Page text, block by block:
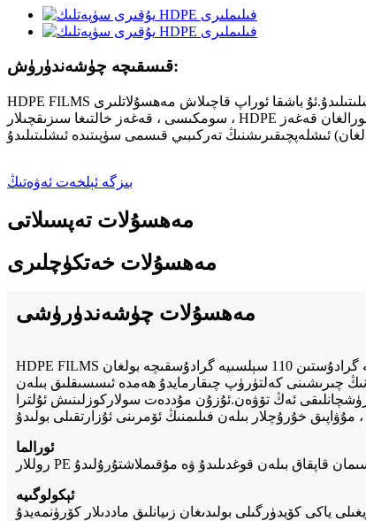
قىسقىچە چۈشەندۈرۈش:
HDPE FILMS فىلىملىرى كۆپ خىل مەھسۇلاتلارنى (يېمەكلىك مەھسۇلاتلىرى ، تېخنىكىلىق مەھسۇلاتلار ، باسما بۇيۇملىرى) ئوراشقا ئىشلىتىلىدۇ.ئۇ باشقا ئوراپ قاچىلاش مەھسۇلاتلىرى (سومكا ، مايكا
سومكىسى ، قەغەز خالتىغا سىزىقچىلار ، HDPE پىلاستىنكىسى بىلەن ئورالغان قەغەز) يېرىم مەھسۇلات سۈپىتىدە ئىشلىتىلىدۇ.بۇ كىنولار قۇرغۇچىلار ئۈچۈن نۇرغۇن ئىسسىقلىق ساقلاش كارتىسى (ئىسسىقلىق
بىزگە ئېلخەت ئەۋەتىڭ
مەھسۇلات تەپسىلاتى
مەھسۇلات خەتكۈچلىرى
مەھسۇلات چۈشەندۈرۈشى
HDPE FILMS ئىشلىتىلگەن قالدۇق ماددىلارغا ئاساسەن ئوخشىمىغان مېخانىكىلىق خۇسۇسىيەتلەردە ھەر خىل شەكىلدە ئىشلەپچىقىرىلىدۇ.-50 سېلسىيە گرادۇستىن 110 سېلسىيە گرادۇسقىچە بولغان
چىرىشىنى كەلتۈرۈپ چىقارمايدۇ ھەمدە ئىسسىقلىق بىلەن
ئەڭ تۆۋەن.ئۇزۇن مۇددەت سولاركوزلىنىش ئۇلترا
ئورالما
ئېكولوگىيە